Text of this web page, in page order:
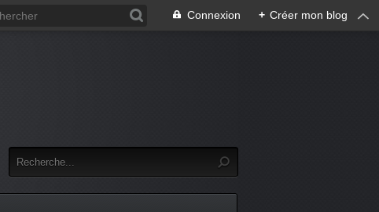
Connexion + Créer mon blog